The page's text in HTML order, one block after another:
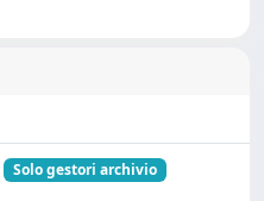
Solo gestori archivio